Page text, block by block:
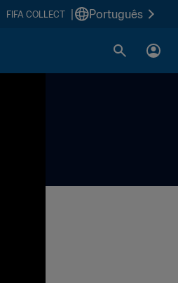
FIFA COLLECT Português